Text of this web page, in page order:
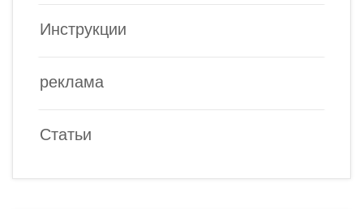
Инструкции
реклама
Статьи